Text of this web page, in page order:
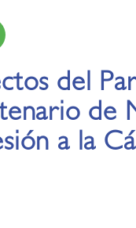
del
de
a la